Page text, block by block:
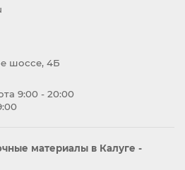
шоссе, 4Б
9:00 - 20:00
материалы в Калуге -